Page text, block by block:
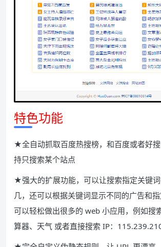
特色功能
★全自动抓取百度热搜榜，和百度或者好
持只搜索某个站点
★强大的扩展功能，可以让搜索指定关键
几，还可以根据关键词显示不同的广告和指
可以轻松做出很多的 web 小应用，例如搜
算器、天气 或者直接搜索 IP：